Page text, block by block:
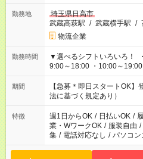
勤務地
埼玉県日高市
武蔵高萩駅 / 武蔵横手駅 /
物流企業
勤務時間
▼選べるシフトいろいろ！ ・8:00～16:00 ・9:00～17:00 ・
9:00～18:00 ・10:00～
・22:00～翌6:00 など 上記以外の時間で相談可能なお仕事も！
あなたの希望を教えてくだ
期間
【急募＊即日スタートOK
法に基づく規定あり）
特徴 週1日からOK / 日払いOK /
業・WワークOK / 服装自由 /
集 / 電話対応なし / パソコン